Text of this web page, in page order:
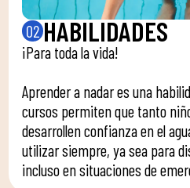
02 HABILIDADES
¡Para toda la vida!
Aprender a nadar es una
cursos permiten que tanto
desarrollen confianza en el
utilizar siempre, ya sea para
incluso en situaciones de